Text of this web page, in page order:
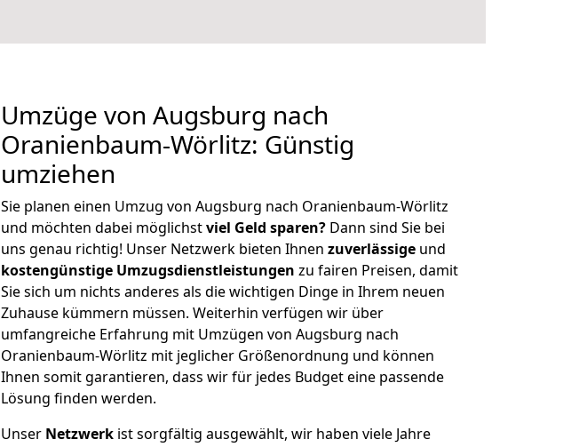
Umzüge von Augsburg nach
Oranienbaum-Wörlitz: Günstig
umziehen
Sie planen einen Umzug von Augsburg nach Oranienbaum-Wörlitz
und möchten dabei möglichstviel Geld sparen? Dann sind Sie bei
uns genau richtig! Unser Netzwerk bieten Ihnen zuverlässige und
kostengünstige Umzugsdienstleistungen zu fairen Preisen, damit
Sie sich um nichts anderes als die wichtigen Dinge in Ihrem neuen
Zuhause kümmern müssen. Weiterhin verfügen wir über
umfangreiche Erfahrung mit Umzügen von Augsburg nach
Oranienbaum-Wörlitz mit jeglicher Größenordnung und können
Ihnen somit garantieren, dass wir für jedes Budget eine passende
Lösung finden werden.
Unser Netzwerk ist sorgfältig ausgewählt, wir haben viele Jahre